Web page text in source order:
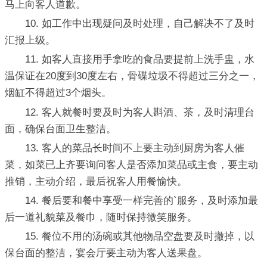
马上向客人道歉。
10. 如工作中出现疑问及时处理，自己解决不了及时
汇报上级。
11. 如客人直接用手拿吃的食品要提前上洗手盅，水
温保证在20度到30度左右，骨碟垃圾不得超过三分之一，
烟缸不得超过3个烟头。
12. 客人就餐时要及时为客人斟酒、茶，及时清理台
面，确保台面卫生整洁。
13. 客人的菜品长时间不上要主动到厨房为客人催
菜，如菜已上齐要询问客人是否添加菜品或主食，要主动
推销，主动介绍，最后祝客人用餐愉快。
14. 餐后要和餐中享受一样完善的`服务，及时添加最
后一道礼貌菜及餐巾，随时保持微笑服务。
15. 餐位不用的汤碗或其他物品空盘要及时撤掉，以
保台面的整洁，宴会厅要主动为客人送果盘。